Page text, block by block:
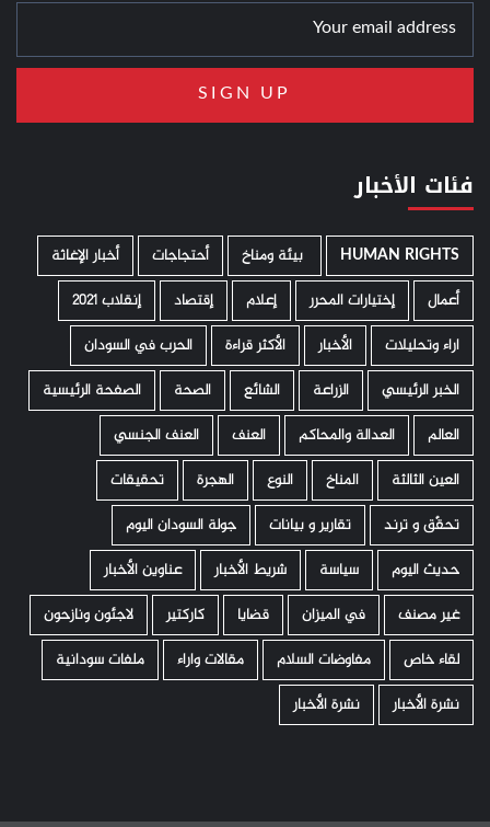
فئات الأخبار
HUMAN RIGHTS ­ بيئة ومناخ أحتجاجات
أخبار الإغاثة
أعمال
إختيارات المحرر إعلام إقتصاد
إنقلاب 2021
اراء وتحليلات
الأخبار الأكثر قراءة
الحرب في السودان
الخبر الرئيسي
الزراعة الشائع الصحة
الصفحة الرئيسية
العالم
العدالة والمحاكم العنف
العنف الجنسي
العين الثالثة
المناخ النوع الهجرة
تحقيقات
تحقّق و ترند
تقارير و بيانات
جولة السودان اليوم
حديث اليوم
سياسة شريط الأخبار
عناوين الأخبار
غير مصنف
في الميزان قضايا كاركتير
لاجئون ونازحون
لقاء خاص
مفاوضات السلام مقالات واراء
ملفات سودانية
نشرة الأخبار
نشرة الأخبار